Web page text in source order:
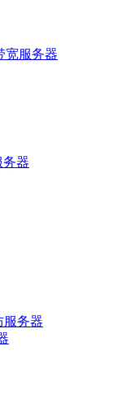
宽服务器
务器
服务器